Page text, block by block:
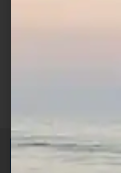
ISCRIVITI E